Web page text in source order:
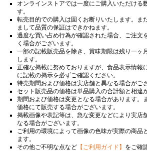
オンラインストアでは一度にご購入いただける
す。
転売目的での購入は固くお断りいたします。ま
まして品質の保証はできかねます。
過度な買い占め行為が確認された場合、ご注文
く場合がございます。
一部の記載販売品を除き、賞味期限は残り一ヶ
します。
正確な掲載に努めておりますが、食品表示情報
に記載の掲示を必ずご確認ください。
特売期間および価格は実店舗と異なる場合がご
セット販売品の価格は単品購入の合計額と相違
期間および価格は変更となる場合があります。
価格にて販売する場合がございます。
掲載画像や表記等は、急な変更などにより実店
なる場合がございます。
ご利用の環境によって画像の色味が実際の商品
ます。
その他ご不明な点など 【ご利用ガイド】 をご確